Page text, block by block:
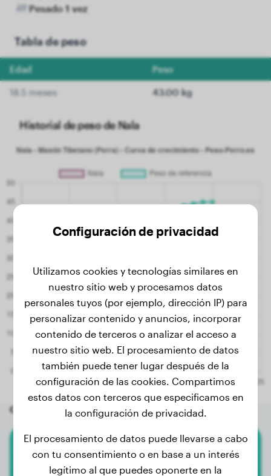
Pesado 1 vez
Tabla de peso
Edad Peso
18.5 meses 43.00 kg
Historial de peso de Nala
Otros perros aleatorios
Pastor Australiano
Configuración de privacidad
Utilizamos cookies y tecnologías similares en
nuestro sitio web y procesamos datos
personales tuyos (por ejemplo, dirección IP) para
personalizar contenido y anuncios, incorporar
contenido de terceros o analizar el acceso a
nuestro sitio web. El procesamiento de datos
también puede tener lugar después de la
configuración de las cookies. Compartimos
estos datos con terceros que especificamos en
la configuración de privacidad.
El procesamiento de datos puede llevarse a cabo
con tu consentimiento o en base a un interés
legítimo al que puedes oponerte en la